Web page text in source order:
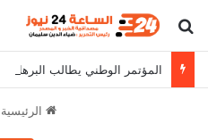
بحث عن
المؤتمر الوطني يطالب البرهان
الرئيسية